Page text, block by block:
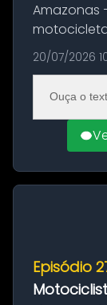
Amazonas
Figueiredo
de São
20/07/2026
Ouça o
Episódio